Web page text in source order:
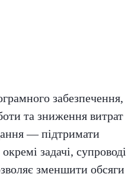
забезпечення,
та зниження витрат
— підтримати
задачі, супроводі
зменшити обсяги